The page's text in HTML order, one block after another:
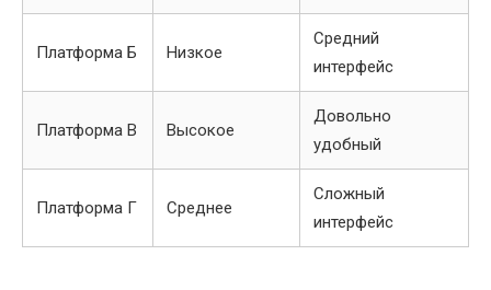
Платформа Б Низкое
Средний
интерфейс
Платформа В Высокое
Довольно
удобный
Платформа Г Среднее
Сложный
интерфейс